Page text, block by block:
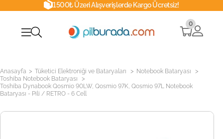
1500₺ Üzeri Alışverişlerde Kargo Ücretsiz!
0
Anasayfa > Tüketici Elektroniği ve Bataryaları > Notebook Bataryası >
Toshiba Notebook Bataryası >
Toshiba Dynabook Qosmio 90LW, Qosmio 97K, Qosmio 97L Notebook
Bataryası - Pili / RETRO - 6 Cell